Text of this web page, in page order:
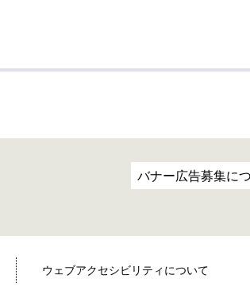
バナー広告募集に
ウェブアクセシビリティについて